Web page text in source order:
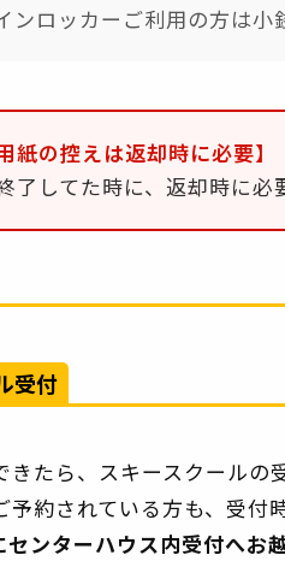
ンロッカーご利用の方は小
紙の控えは返却時に必要】
了してた時に、返却時に
受付
きたら、スキースクールの
約されている方も、受付
ンターハウス内受付へお